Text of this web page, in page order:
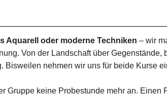
Aquarell oder moderne Techniken – wir
Von der Landschaft über
Bisweilen nehmen wir uns für beide Kurse
Gruppe keine Probestunde mehr an. Einen